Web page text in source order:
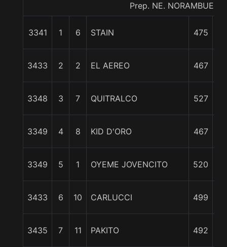
Prep. NE.
3341 1 6 STAIN 475
3433 2 2 EL AEREO 467
3348 3 7 QUITRALCO 527
3349 4 8 KID D'ORO 467
3349 5 1 OYEME JOVENCITO 520
3433 6 10 CARLUCCI 499
3435 7 11 PAKITO 492